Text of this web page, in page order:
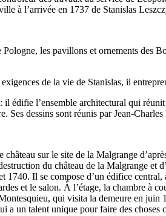
à l’arrivée en 1737 de Stanislas
les pavillons et ornements des
de la vie de Stanislas, il
édifie l’ensemble architectural qui
Ses dessins sont réunis par Jean-Charles
sur le site de la Malgrange
du château de la Malgrange et
Il se compose d’un édifice
et le salon. À l’étage, la chambre à
qui visita la demeure en
un talent unique pour faire des choses